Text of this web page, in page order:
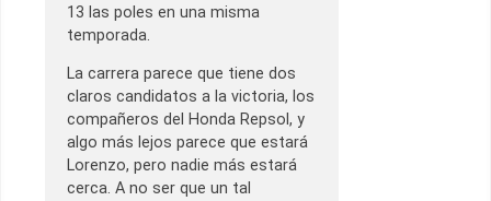
13 las poles en una misma
temporada.
La carrera parece que tiene dos
claros candidatos a la victoria, los
compañeros del Honda Repsol, y
algo más lejos parece que estará
Lorenzo, pero nadie más estará
cerca. A no ser que un tal